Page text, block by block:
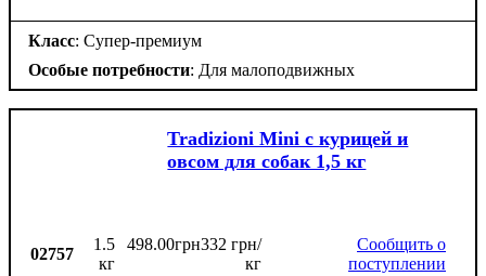
Класс: Супер-премиум
Особые потребности: Для малоподвижных
Tradizioni Mini с курицей и
овсом для собак 1,5 кг
02757
1.5
кг
498.00грн332 грн/
кг
Сообщить о
поступлении